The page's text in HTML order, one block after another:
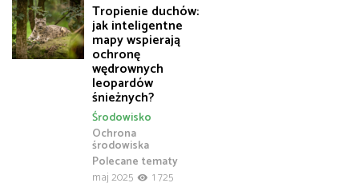
Tropienie duchów:
jak inteligentne
mapy wspierają
ochronę
wędrownych
leopardów
śnieżnych?
Ochrona
środowiska
Polecane tematy
Środowisko
maj 2025 1 725